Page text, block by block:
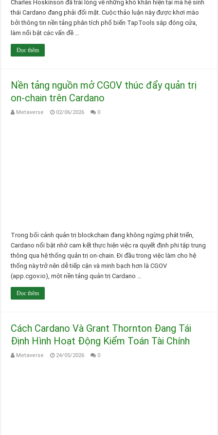
Charles Hoskinson đã trải lòng về những khó khăn hiện tại mà hệ sinh
thái Cardano đang phải đối mặt. Cuộc thảo luận này được khơi mào
bởi thông tin nền tảng phân tích phổ biến TapTools sắp đóng cửa,
làm nổi bật các vấn đề …
Đọc thêm
Nền tảng nguồn mở CGOV thúc đẩy quản trị
on-chain trên Cardano
Metaverse 02/06/2026 0
Trong bối cảnh quản trị blockchain đang không ngừng phát triển,
Cardano nổi bật nhờ cam kết thực hiện việc ra quyết định phi tập trung
thông qua hệ thống quản trị on-chain. Đi đầu trong việc làm cho hệ
thống này trở nên dễ tiếp cận và minh bạch hơn là CGOV
(app.cgov.io), một nền tảng quản trị Cardano …
Đọc thêm
Cách Cardano Và Grant Thornton Đang Tái
Định Hình Hoạt Động Kiểm Toán Tài Chính
Metaverse 24/05/2026 0